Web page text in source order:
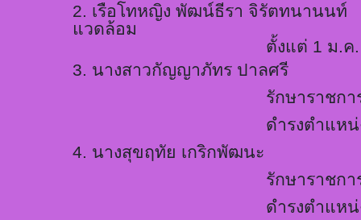
2. เรือโทหญิง พัฒน์ธีรา จิรัตทนานนท์
แวดล้อม
ตั้งแต่ 1 ม.ค
3. นางสาวกัญญาภัทร ปาลศรี หั
รักษาราชก
ดำรงตำแหน่
4. นางสุขฤทัย เกริกพัฒนะ หัวห
รักษาราชก
ดำรงตำแห